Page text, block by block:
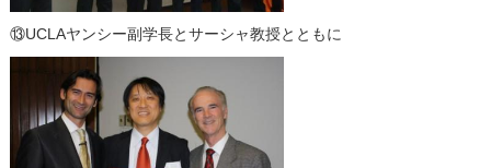
⑬UCLAヤンシー副学長とサーシャ教授とともに